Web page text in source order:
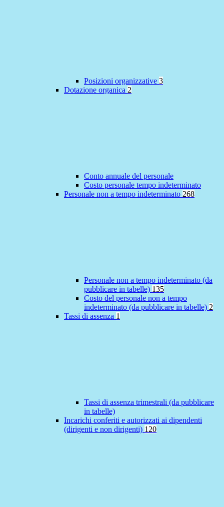
Posizioni organizzative 3
Dotazione organica 2
Conto annuale del personale
Costo personale tempo indeterminato
Personale non a tempo indeterminato 268
Personale non a tempo indeterminato (da
pubblicare in tabelle) 135
Costo del personale non a tempo
indeterminato (da pubblicare in tabelle) 2
Tassi di assenza 1
Tassi di assenza trimestrali (da pubblicare
in tabelle)
Incarichi conferiti e autorizzati ai dipendenti
(dirigenti e non dirigenti) 120